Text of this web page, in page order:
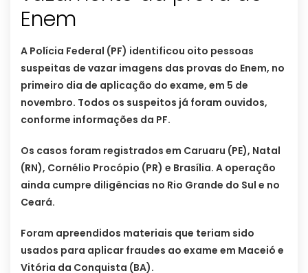
Enem
A Polícia Federal (PF) identificou oito pessoas
suspeitas de vazar imagens das provas do Enem, no
primeiro dia de aplicação do exame, em 5 de
novembro. Todos os suspeitos já foram ouvidos,
conforme informações da PF.
Os casos foram registrados em Caruaru (PE), Natal
(RN), Cornélio Procópio (PR) e Brasília. A operação
ainda cumpre diligências no Rio Grande do Sul e no
Ceará.
Foram apreendidos materiais que teriam sido
usados para aplicar fraudes ao exame em Maceió e
Vitória da Conquista (BA).